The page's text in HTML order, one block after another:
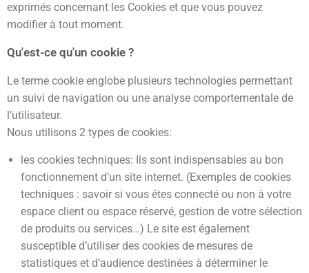
exprimés concernant les Cookies et que vous pouvez
modifier à tout moment.
Qu'est-ce qu'un cookie ?
Le terme cookie englobe plusieurs technologies permettant
un suivi de navigation ou une analyse comportementale de
l’utilisateur.
Nous utilisons 2 types de cookies:
les cookies techniques: Ils sont indispensables au bon
fonctionnement d’un site internet. (Exemples de cookies
techniques : savoir si vous êtes connecté ou non à votre
espace client ou espace réservé, gestion de votre sélection
de produits ou services…) Le site est également
susceptible d’utiliser des cookies de mesures de
statistiques et d’audience destinées à déterminer le